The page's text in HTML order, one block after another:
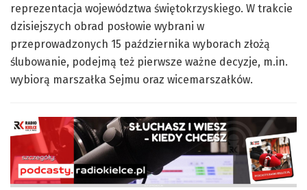
reprezentacja województwa świętokrzyskiego. W trakcie
dzisiejszych obrad posłowie wybrani w
przeprowadzonych 15 października wyborach złożą
ślubowanie, podejmą też pierwsze ważne decyzje, m.in.
wybiorą marszałka Sejmu oraz wicemarszałków.